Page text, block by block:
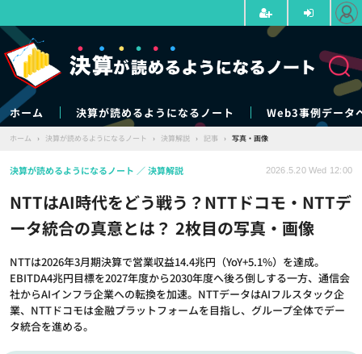
ホーム 決算が読めるようになるノート Web3事例データ
ホーム › 決算が読めるようになるノート › 決算解説 › 記事 › 写真・画像
NTTはAI時代をどう戦う？NTTドコモ・NTTデ
ータ統合の真意とは？ 2枚目の写真・画像
NTTは2026年3月期決算で営業収益14.4兆円（YoY+5.1%）を達成。
EBITDA4兆円目標を2027年度から2030年度へ後ろ倒しする一方、通信会
社からAIインフラ企業への転換を加速。NTTデータはAIフルスタック企
業、NTTドコモは金融プラットフォームを目指し、グループ全体でデー
タ統合を進める。
決算が読めるようになるノート 決算解説 2026.5.20 Wed 12:00